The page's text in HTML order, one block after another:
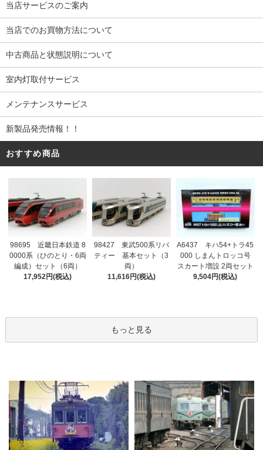
当店サービスのご案内
当店でのお買物方法について
中古商品と状態説明について
室内灯取付サービス
メンテナンスサービス
新製品発売情報！！
おすすめ商品
98695 近畿日本鉄道 8
0000系（ひのとり・6両
編成）セット（6両）
17,952円(税込)
98427 東武500系リバ
ティー 基本セット（3
両）
11,616円(税込)
A6437 キハ54+トラ45
000 しまんトロッコ号
スカート増設 2両セット
9,504円(税込)
もっと見る